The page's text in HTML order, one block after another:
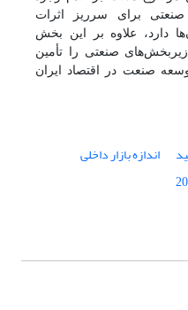
برای سرریز اثرات
دارد، علاوه بر این بخش
صنعتی را تأمین
صنعت در اقتصاد ایران
اندازه بازار داخلی